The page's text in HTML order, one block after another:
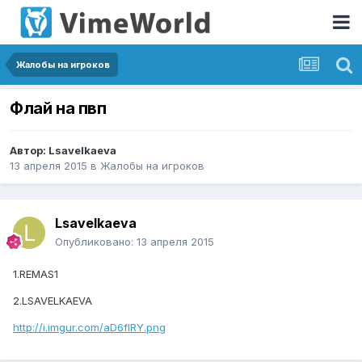
Жалобы на игроков
Флай на пвп
Автор: Lsavelkaeva
13 апреля 2015 в Жалобы на игроков
Lsavelkaeva
Опубликовано: 13 апреля 2015
1.REMAS1
2.LSAVELKAEVA
http://i.imgur.com/aD6fIRY.png